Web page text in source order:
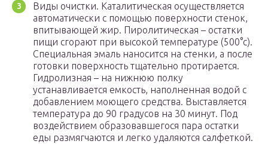
Виды очистки. Каталитическая осуществляется
автоматически с помощью поверхности стенок,
впитывающей жир. Пиролитическая – остатки
пищи сгорают при высокой температуре (500°c).
Специальная эмаль наносится на стенки, а после
готовки поверхность тщательно протирается.
Гидролизная – на нижнюю полку
устанавливается емкость, наполненная водой с
добавлением моющего средства. Выставляется
температура до 90 градусов на 30 минут. Под
воздействием образовавшегося пара остатки
еды размягчаются и легко удаляются салфеткой.